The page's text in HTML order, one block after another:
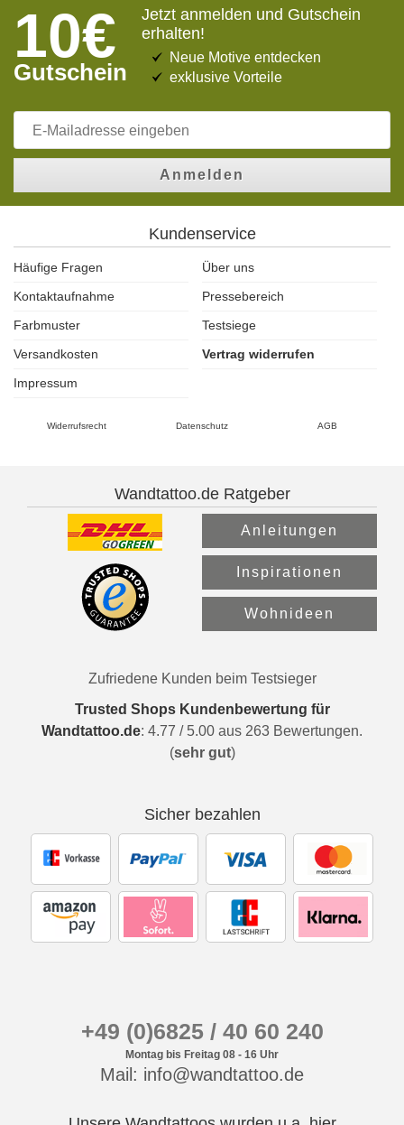
10€
Gutschein
Jetzt anmelden und Gutschein
erhalten!
Neue Motive entdecken
exklusive Vorteile
Anmelden
Kundenservice
Häufige Fragen
Über uns
Kontaktaufnahme
Pressebereich
Farbmuster
Testsiege
Versandkosten
Vertrag widerrufen
Impressum
Widerrufsrecht Datenschutz AGB
Wandtattoo.de Ratgeber
Anleitungen
Inspirationen
Wohnideen
Zufriedene Kunden beim Testsieger
Trusted Shops Kundenbewertung für
Wandtattoo.de: 4.77 / 5.00 aus 263 Bewertungen.
(sehr gut)
Sicher bezahlen
+49 (0)6825 / 40 60 240
Montag bis Freitag 08 - 16 Uhr
Mail: info@wandtattoo.de